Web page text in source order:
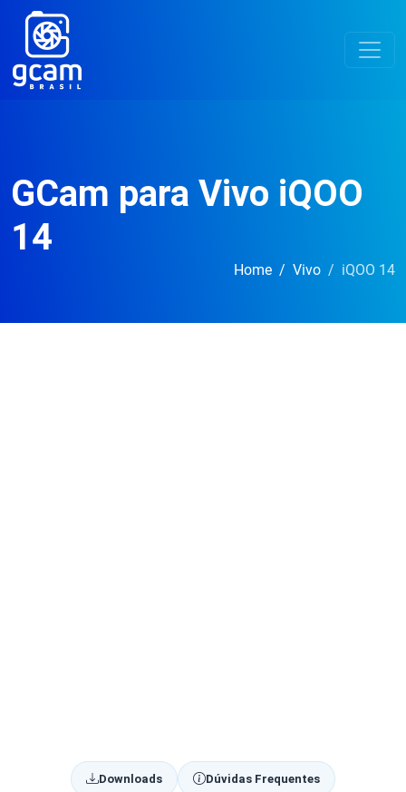
GCam para Vivo iQOO
14
Home Vivo iQOO 14
Downloads Dúvidas Frequentes